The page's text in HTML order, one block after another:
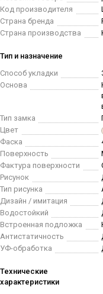
Код производителя
Страна бренда
Страна производства
Тип и назначение
Способ укладки
Основа
Тип замка
Цвет
Фаска
Поверхность
Фактура поверхности
Рисунок
Тип рисунка
Дизайн / имитация
Водостойкий
Встроенная подложка
Антистатичность
УФ-обработка
Технические
характеристики